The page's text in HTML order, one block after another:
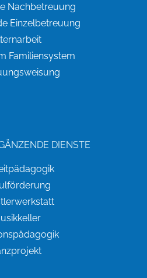
Nachbetreuung
Einzelbetreuung
Familiensystem
DIENSTE